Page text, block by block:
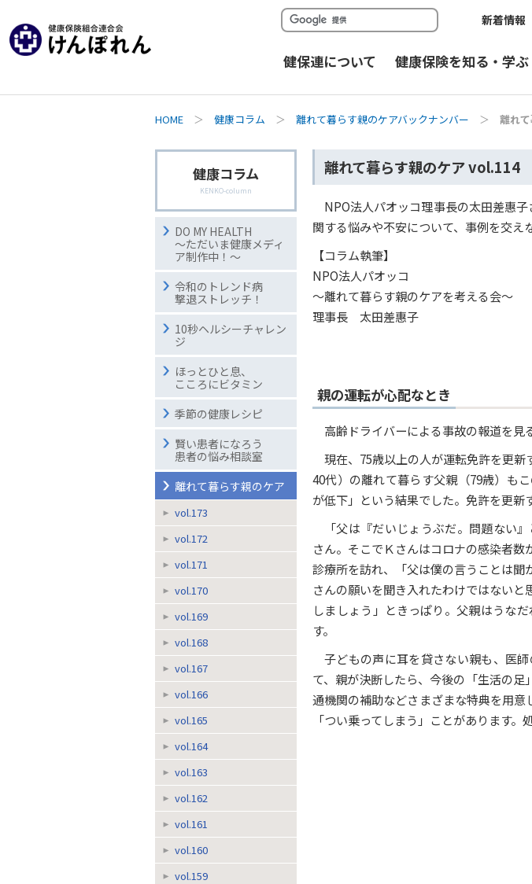
新着情報
健保連について 健康保険を知る・学ぶ
HOME ＞ 健康コラム ＞ 離れて暮らす親のケアバックナンバー ＞ 離れ
離れて暮らす親のケア vol.114
NPO法人パオッコ理事長の太田差惠
関する悩みや不安について、事例を交え
【コラム執筆】
NPO法人パオッコ
～離れて暮らす親のケアを考える会～
理事長 太田差惠子
親の運転が心配なとき
高齢ドライバーによる事故の報道を見
現在、75歳以上の人が運転免許を更
40代）の離れて暮らす父親（79歳）も
が低下」という結果でした。免許を更新
「父は『だいじょうぶだ。問題ない
さん。そこでＫさんはコロナの感染者
診療所を訪れ、「父は僕の言うことは
さんの願いを聞き入れたわけではない
しましょう」ときっぱり。父親はうな
す。
子どもの声に耳を貸さない親も、医
て、親が決断したら、今後の「生活の
通機関の補助などさまざまな特典を用意
「つい乗ってしまう」ことがあります
健康コラム
KENKO-column
DO MY HEALTH
～ただいま健康メディ
ア制作中！～
令和のトレンド病
撃退ストレッチ！
10秒ヘルシーチャレン
ジ
ほっとひと息、
こころにビタミン
季節の健康レシピ
賢い患者になろう
患者の悩み相談室
離れて暮らす親のケア
vol.173
vol.172
vol.171
vol.170
vol.169
vol.168
vol.167
vol.166
vol.165
vol.164
vol.163
vol.162
vol.161
vol.160
vol.159